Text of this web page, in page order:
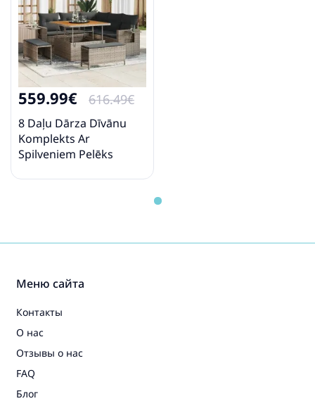
559.99€ 616.49€
8 Daļu Dārza Dīvānu
Komplekts Ar
Spilveniem Pelēks
Rotangpalma Akācija
Меню сайта
Контакты
О нас
Отзывы о нас
FAQ
Блог